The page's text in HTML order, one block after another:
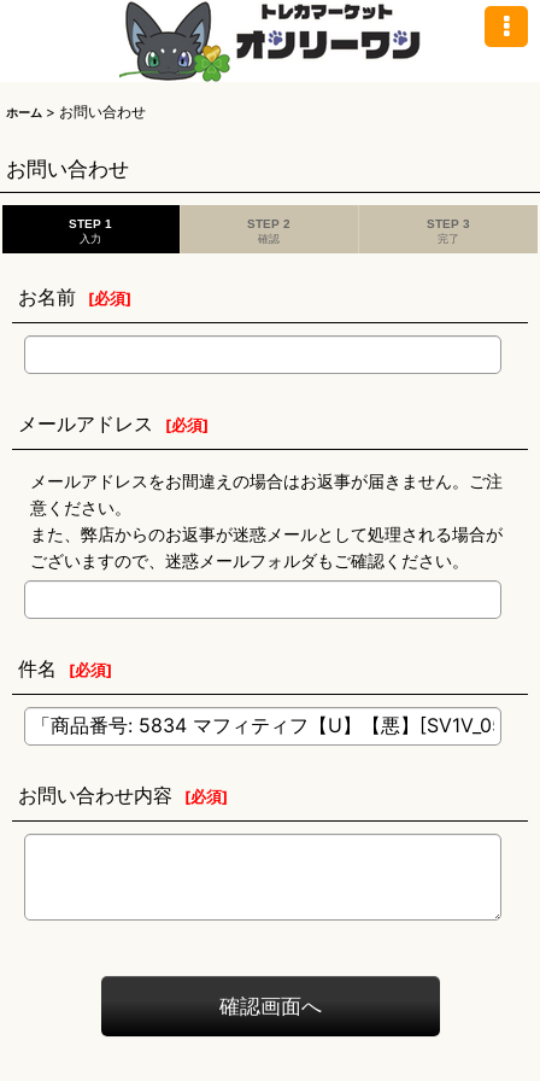
ホーム > お問い合わせ
お問い合わせ
STEP 1
入力
STEP 2
確認
STEP 3
完了
お名前 [必須]
メールアドレス [必須]
メールアドレスをお間違えの場合はお返事が届きません。ご注
意ください。
また、弊店からのお返事が迷惑メールとして処理される場合が
ございますので、迷惑メールフォルダもご確認ください。
件名 [必須]
お問い合わせ内容 [必須]
確認画面へ